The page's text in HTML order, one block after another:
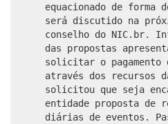
equacionado de
será discutido na
conselho do NIC.br.
das propostas
solicitar o pagamento
através dos recursos
solicitou que seja
entidade proposta de
diárias de eventos.